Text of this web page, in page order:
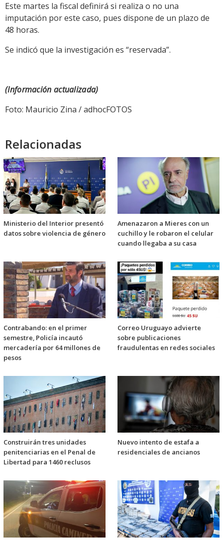
Este martes la fiscal definirá si realiza o no una
imputación por este caso, pues dispone de un plazo de
48 horas.
Se indicó que la investigación es “reservada”.
(Información actualizada)
Foto: Mauricio Zina / adhocFOTOS
Relacionadas
Ministerio del Interior presentó
datos sobre violencia de género
Amenazaron a Mieres con un
cuchillo y le robaron el celular
cuando llegaba a su casa
Contrabando: en el primer
semestre, Policía incautó
mercadería por 64 millones de
pesos
Correo Uruguayo advierte
sobre publicaciones
fraudulentas en redes sociales
Construirán tres unidades
penitenciarias en el Penal de
Libertad para 1460 reclusos
Nuevo intento de estafa a
residenciales de ancianos